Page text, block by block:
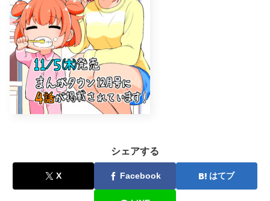
シェアする
X Facebook はてブ